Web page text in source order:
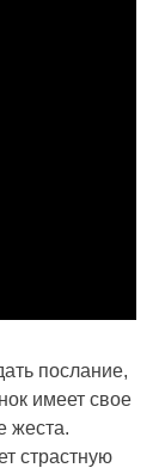
послание,
имеет свое
жеста.
страстную